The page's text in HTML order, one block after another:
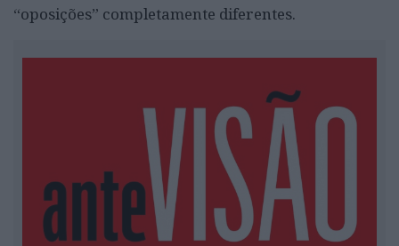
“oposições” completamente diferentes.